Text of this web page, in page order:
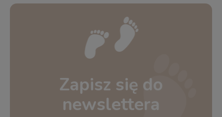
Zapisz się do
newslettera